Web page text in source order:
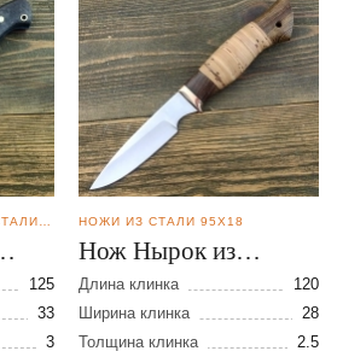
НОЖИ ИЗ ПОРОШКОВОЙ СТАЛИ ELMAX
125
33
3
НОЖИ ИЗ СТАЛИ 95Х18
Нож Нырок из
кованой стали 95Х18
Длина клинка
120
Ширина клинка
28
Толщина клинка
2.5